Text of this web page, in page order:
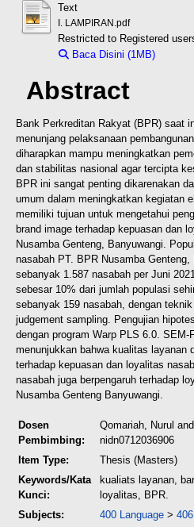
Text
I. LAMPIRAN.pdf
Restricted to Registered
Baca Disini (1MB)
Abstract
Bank Perkreditan Rakyat (BPR) saat
menunjang pelaksanaan
diharapkan mampu meningkatkan
dan stabilitas nasional agar tercipta
BPR ini sangat penting dikarenakan
umum dalam meningkatkan kegiatan
memiliki tujuan untuk mengetahui
brand image terhadap kepuasan dan
Nusamba Genteng, Banyuwangi.
nasabah PT. BPR Nusamba
sebanyak 1.587 nasabah per Juni
sebesar 10% dari jumlah populasi
sebanyak 159 nasabah, dengan
judgement sampling. Pengujian
dengan program Warp PLS 6.0. SEM-
menunjukkan bahwa kualitas layanan
terhadap kepuasan dan loyalitas
nasabah juga berpengaruh terhadap
Nusamba Genteng Banyuwangi.
Dosen
Pembimbing:
Qomariah, Nurul and
nidn0712036906
Item Type:
Thesis (Masters)
Keywords/Kata
Kunci:
kualiats layanan,
loyalitas, BPR.
Subjects:
400 Language >